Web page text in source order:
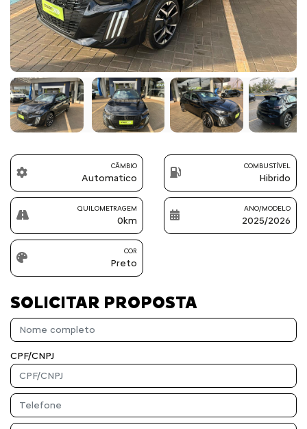
CÂMBIO
Automatico
COMBUSTÍVEL
Hibrido
QUILOMETRAGEM
0km
ANO/MODELO
2025/2026
COR
Preto
SOLICITAR PROPOSTA
CPF/CNPJ